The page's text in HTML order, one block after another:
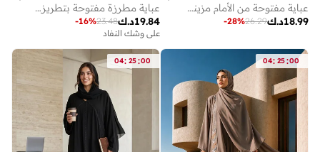
عباية مفتوحة من الأمام مزينة بنقوش بنمط زهور مع ياقة لابيل
د.ك18.99
26.29
-28%
عباية مطرزة مفتوحة بتطريز يدوي
د.ك19.84
23.48
-16%
على وشك النفاد
04: 25:00
04: 25:00